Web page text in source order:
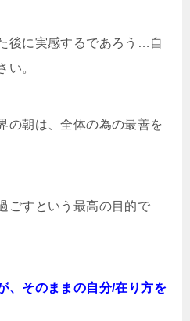
後に実感するであろう…自
い。
の朝は、全体の為の最善を
ごすという最高の目的で
、そのままの自分/在り方を